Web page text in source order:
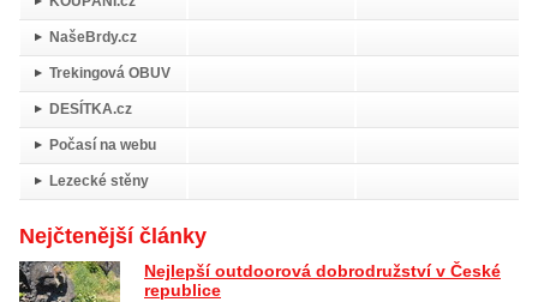
NašeBrdy.cz
Trekingová OBUV
DESÍTKA.cz
Počasí na webu
Lezecké stěny
Nejčtenější články
Nejlepší outdoorová dobrodružství v České
republice